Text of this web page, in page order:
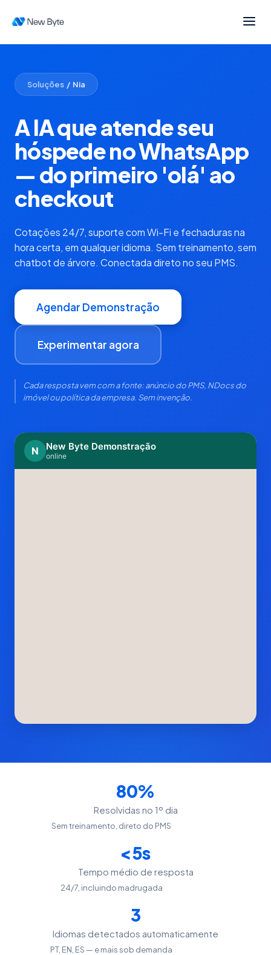
Soluções / Nia
A IA que atende seu
hóspede no WhatsApp
— do primeiro 'olá' ao
checkout
Cotações 24/7, suporte com Wi-Fi e fechaduras na
hora certa, em qualquer idioma. Sem treinamento, sem
chatbot de árvore. Conectada direto no seu PMS.
Agendar Demonstração
Experimentar agora
Cada resposta vem com a fonte: anúncio do PMS, NDocs do
imóvel ou política da empresa. Sem invenção.
N New Byte Demonstração
online
80%
Resolvidas no 1º dia
Sem treinamento, direto do PMS
<5s
Tempo médio de resposta
24/7, incluindo madrugada
3
Idiomas detectados automaticamente
PT, EN, ES — e mais sob demanda